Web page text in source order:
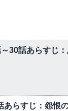
30話あらすじ
らすじ：怨恨